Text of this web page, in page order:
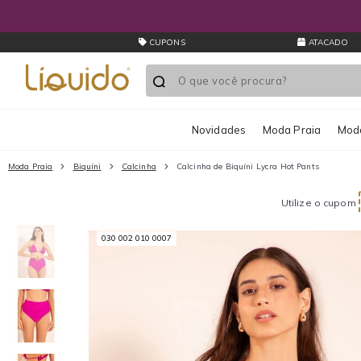
CUPONS ATACADO
Novidades Moda Praia
Moda Praia Biquíni Calcinha Calcinha de Biquíni Lycra Hot Pants
Utilize o cupom
030 002 010 0007